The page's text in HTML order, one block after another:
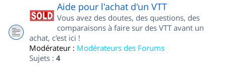
Aide pour l'achat d'un VTT
Vous avez des doutes, des questions, des
comparaisons à faire sur des VTT avant un
achat, c'est ici !
Modérateur : Modérateurs des Forums
Sujets : 4